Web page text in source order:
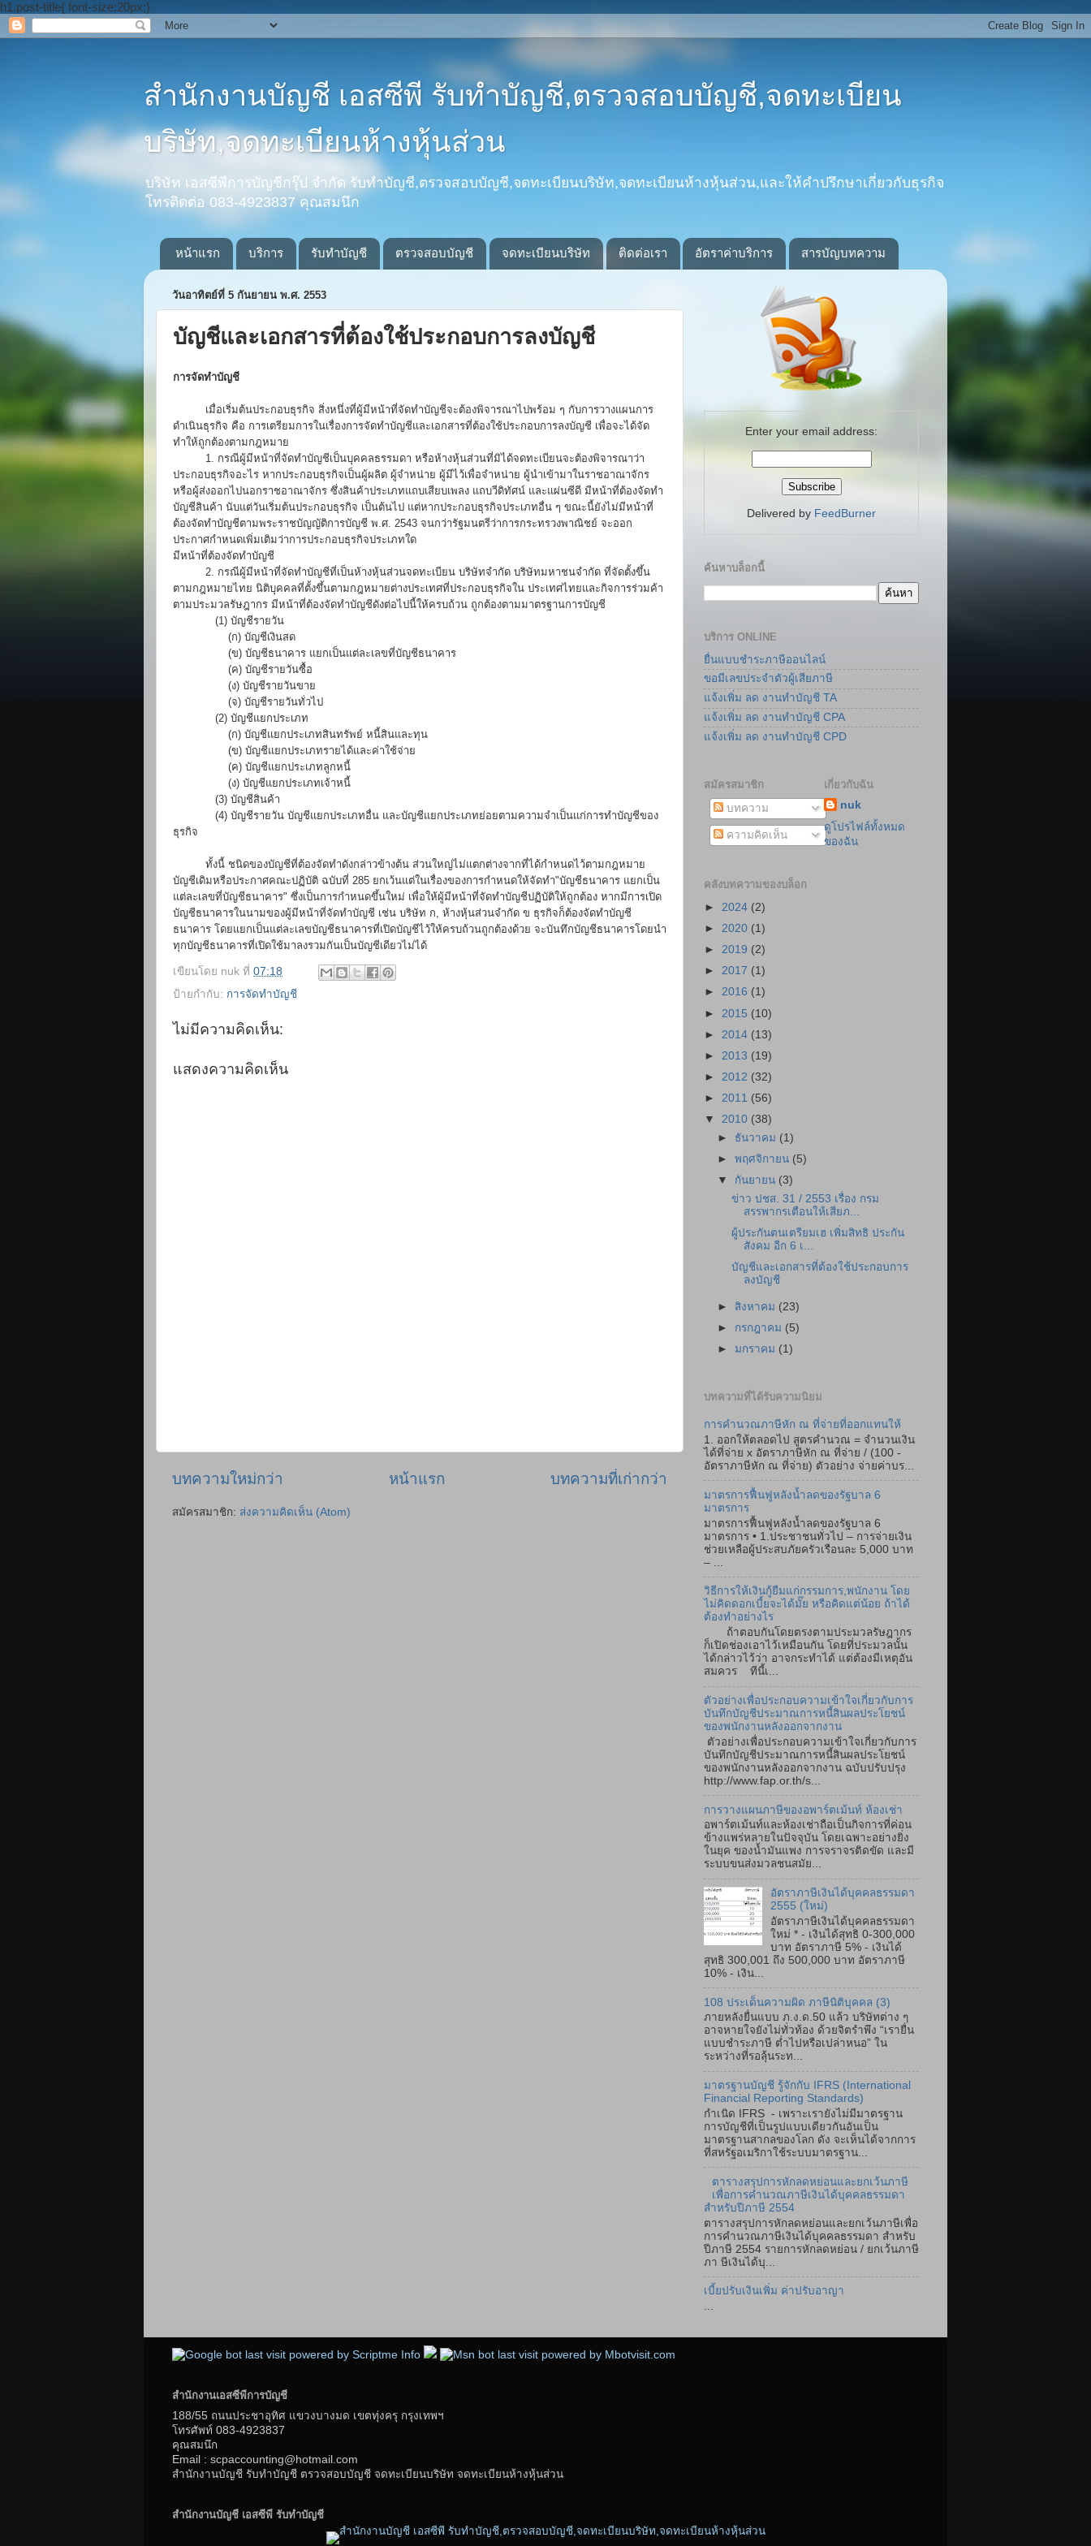
h1.post-title{ font-size:20px;}
สำนักงานบัญชี เอสซีพี รับทำบัญชี,ตรวจสอบบัญชี,จดทะเบียน
บริษัท,จดทะเบียนห้างหุ้นส่วน
บริษัท เอสซีพีการบัญชีกรุ๊ป จำกัด รับทำบัญชี,ตรวจสอบบัญชี,จดทะเบียนบริษัท,จดทะเบียนห้างหุ้นส่วน,และให้คำปรึกษาเกี่ยวกับธุรกิจ
โทรติดต่อ 083-4923837 คุณสมนึก
หน้าแรก บริการ รับทำบัญชี ตรวจสอบบัญชี จดทะเบียนบริษัท ติดต่อเรา อัตราค่าบริการ สารบัญบทความ
วันอาทิตย์ที่ 5 กันยายน พ.ศ. 2553
บัญชีและเอกสารที่ต้องใช้ประกอบการลงบัญชี
การจัดทำบัญชี
เมื่อเริ่มต้นประกอบธุรกิจ สิ่งหนึ่งที่ผู้มีหน้าที่จัดทำบัญชีจะต้องพิจารณาไปพร้อม ๆ กับการวางแผนการ
ดำเนินธุรกิจ คือ การเตรียมการในเรื่องการจัดทำบัญชีและเอกสารที่ต้องใช้ประกอบการลงบัญชี เพื่อจะได้จัด
ทำให้ถูกต้องตามกฎหมาย
1. กรณีผู้มีหน้าที่จัดทำบัญชีเป็นบุคคลธรรมดา หรือห้างหุ้นส่วนที่มิได้จดทะเบียนจะต้องพิจารณาว่า
ประกอบธุรกิจอะไร หากประกอบธุรกิจเป็นผู้ผลิต ผู้จำหน่าย ผู้มีไว้เพื่อจำหน่าย ผู้นำเข้ามาในราชอาณาจักร
หรือผู้ส่งออกไปนอกราชอาณาจักร ซึ่งสินค้าประเภทแถบเสียบเพลง แถบวีดิทัศน์ และแผ่นซีดี มีหน้าที่ต้องจัดทำ
บัญชีสินค้า นับแต่วันเริ่มต้นประกอบธุรกิจ เป็นต้นไป แต่หากประกอบธุรกิจประเภทอื่น ๆ ขณะนี้ยังไม่มีหน้าที่
ต้องจัดทำบัญชีตามพระราชบัญญัติการบัญชี พ.ศ. 2543 จนกว่ารัฐมนตรีว่าการกระทรวงพาณิชย์ จะออก
ประกาศกำหนดเพิ่มเติมว่าการประกอบธุรกิจประเภทใด
มีหน้าที่ต้องจัดทำบัญชี
2. กรณีผู้มีหน้าที่จัดทำบัญชีที่เป็นห้างหุ้นส่วนจดทะเบียน บริษัทจำกัด บริษัทมหาชนจำกัด ที่จัดตั้งขึ้น
ตามกฎหมายไทย นิติบุคคลที่ตั้งขึ้นตามกฎหมายต่างประเทศที่ประกอบธุรกิจใน ประเทศไทยและกิจการร่วมค้า
ตามประมวลรัษฎากร มีหน้าที่ต้องจัดทำบัญชีดังต่อไปนี้ให้ครบถ้วน ถูกต้องตามมาตรฐานการบัญชี
(1) บัญชีรายวัน
(ก) บัญชีเงินสด
(ข) บัญชีธนาคาร แยกเป็นแต่ละเลขที่บัญชีธนาคาร
(ค) บัญชีรายวันซื้อ
(ง) บัญชีรายวันขาย
(จ) บัญชีรายวันทั่วไป
(2) บัญชีแยกประเภท
(ก) บัญชีแยกประเภทสินทรัพย์ หนี้สินและทุน
(ข) บัญชีแยกประเภทรายได้และค่าใช้จ่าย
(ค) บัญชีแยกประเภทลูกหนี้
(ง) บัญชีแยกประเภทเจ้าหนี้
(3) บัญชีสินค้า
(4) บัญชีรายวัน บัญชีแยกประเภทอื่น และบัญชีแยกประเภทย่อยตามความจำเป็นแก่การทำบัญชีของ
ธุรกิจ
ทั้งนี้ ชนิดของบัญชีที่ต้องจัดทำดังกล่าวข้างต้น ส่วนใหญ่ไม่แตกต่างจากที่ได้กำหนดไว้ตามกฎหมาย
บัญชีเดิมหรือประกาศคณะปฏิบัติ ฉบับที่ 285 ยกเว้นแต่ในเรื่องของการกำหนดให้จัดทำ"บัญชีธนาคาร แยกเป็น
แต่ละเลขที่บัญชีธนาคาร" ซึ่งเป็นการกำหนดขึ้นใหม่ เพื่อให้ผู้มีหน้าที่จัดทำบัญชีปฏิบัติให้ถูกต้อง หากมีการเปิด
บัญชีธนาคารในนามของผู้มีหน้าที่จัดทำบัญชี เช่น บริษัท ก, ห้างหุ้นส่วนจำกัด ข ธุรกิจก็ต้องจัดทำบัญชี
ธนาคาร โดยแยกเป็นแต่ละเลขบัญชีธนาคารที่เปิดบัญชีไว้ให้ครบถ้วนถูกต้องด้วย จะบันทึกบัญชีธนาคารโดยนำ
ทุกบัญชีธนาคารที่เปิดใช้มาลงรวมกันเป็นบัญชีเดียวไม่ได้
เขียนโดย nuk ที่ 07:18
ป้ายกำกับ: การจัดทำบัญชี
ไม่มีความคิดเห็น:
แสดงความคิดเห็น
บทความใหม่กว่า บทความที่เก่ากว่า
หน้าแรก
สมัครสมาชิก: ส่งความคิดเห็น (Atom)
Enter your email address:
Delivered by FeedBurner
ค้นหาบล็อกนี้
บริการ ONLINE
ยื่นแบบชำระภาษีออนไลน์
ขอมีเลขประจำตัวผู้เสียภาษี
แจ้งเพิ่ม ลด งานทำบัญชี TA
แจ้งเพิ่ม ลด งานทำบัญชี CPA
แจ้งเพิ่ม ลด งานทำบัญชี CPD
สมัครสมาชิก
บทความ
ความคิดเห็น
เกี่ยวกับฉัน
nuk
ดูโปรไฟล์ทั้งหมด
ของฉัน
คลังบทความของบล็อก
► 2024 (2)
► 2020 (1)
► 2019 (2)
► 2017 (1)
► 2016 (1)
► 2015 (10)
► 2014 (13)
► 2013 (19)
► 2012 (32)
► 2011 (56)
▼ 2010 (38)
► ธันวาคม (1)
►พฤศจิกายน (5)
▼ กันยายน (3)
ข่าว ปชส. 31 / 2553 เรื่อง กรม
สรรพากรเตือนให้เสียภ...
ผู้ประกันตนเตรียมเฮ เพิ่มสิทธิ ประกัน
สังคม อีก 6 เ...
บัญชีและเอกสารที่ต้องใช้ประกอบการ
ลงบัญชี
► สิงหาคม (23)
► กรกฎาคม (5)
► มกราคม (1)
บทความที่ได้รับความนิยม
การคำนวณภาษีหัก ณ ที่จ่ายที่ออกแทนให้
1. ออกให้ตลอดไป สูตรคำนวณ = จำนวนเงิน
ได้ที่จ่าย x อัตราภาษีหัก ณ ที่จ่าย / (100 -
อัตราภาษีหัก ณ ที่จ่าย) ตัวอย่าง จ่ายค่าบร...
มาตรการฟื้นฟูหลังน้ำลดของรัฐบาล 6
มาตรการ
มาตรการฟื้นฟูหลังน้ำลดของรัฐบาล 6
มาตรการ • 1.ประชาชนทั่วไป – การจ่ายเงิน
ช่วยเหลือผู้ประสบภัยครัวเรือนละ 5,000 บาท
– ...
วิธีการให้เงินกู้ยืมแก่กรรมการ,พนักงาน โดย
ไม่คิดดอกเบี้ยจะได้มั๊ย หรือคิดแต่น้อย ถ้าได้
ต้องทำอย่างไร
ถ้าตอบกันโดยตรงตามประมวลรัษฎากร
ก็เปิดช่องเอาไว้เหมือนกัน โดยที่ประมวลนั้น
ได้กล่าวไว้ว่า อาจกระทำได้ แต่ต้องมีเหตุอัน
สมควร ทีนี้เ...
ตัวอย่างเพื่อประกอบความเข้าใจเกี่ยวกับการ
บันทึกบัญชีประมาณการหนี้สินผลประโยชน์
ของพนักงานหลังออกจากงาน
ตัวอย่างเพื่อประกอบความเข้าใจเกี่ยวกับการ
บันทึกบัญชีประมาณการหนี้สินผลประโยชน์
ของพนักงานหลังออกจากงาน ฉบับปรับปรุง
http://www.fap.or.th/s...
การวางแผนภาษีของอพาร์ตเม้นท์ ห้องเช่า
อพาร์ตเม้นท์และห้องเช่าถือเป็นกิจการที่ค่อน
ข้างแพร่หลายในปัจจุบัน โดยเฉพาะอย่างยิ่ง
ในยุค ของน้ำมันแพง การจราจรติดขัด และมี
ระบบขนส่งมวลชนสมัย...
อัตราภาษีเงินได้บุคคลธรรมดา
2555 (ใหม่)
อัตราภาษีเงินได้บุคคลธรรมดา
ใหม่ * - เงินได้สุทธิ 0-300,000
บาท อัตราภาษี 5% - เงินได้
สุทธิ 300,001 ถึง 500,000 บาท อัตราภาษี
10% - เงิน...
108 ประเด็นความผิด ภาษีนิติบุคคล (3)
ภายหลังยื่นแบบ ภ.ง.ด.50 แล้ว บริษัทต่าง ๆ
อาจหายใจยังไม่ทั่วท้อง ด้วยจิตรำพึง “เรายื่น
แบบชำระภาษี ต่ำไปหรือเปล่าหนอ” ใน
ระหว่างที่รอลุ้นระท...
มาตรฐานบัญชี รู้จักกับ IFRS (International
Financial Reporting Standards)
กำเนิด IFRS - เพราะเรายังไม่มีมาตรฐาน
การบัญชีที่เป็นรูปแบบเดียวกันอันเป็น
มาตรฐานสากลของโลก ดัง จะเห็นได้จากการ
ที่สหรัฐอเมริกาใช้ระบบมาตรฐาน...
ตารางสรุปการหักลดหย่อนและยกเว้นภาษี
เพื่อการคำนวณภาษีเงินได้บุคคลธรรมดา
สำหรับปีภาษี 2554
ตารางสรุปการหักลดหย่อนและยกเว้นภาษีเพื่อ
การคำนวณภาษีเงินได้บุคคลธรรมดา สำหรับ
ปีภาษี 2554 รายการหักลดหย่อน / ยกเว้นภาษี
ภา ษีเงินได้บุ...
เบี้ยปรับเงินเพิ่ม ค่าปรับอาญา
...
สำนักงานเอสซีพีการบัญชี
188/55 ถนนประชาอุทิศ แขวงบางมด เขตทุ่งครุ กรุงเทพฯ
โทรศัพท์ 083-4923837
คุณสมนึก
Email : scpaccounting@hotmail.com
สำนักงานบัญชี รับทำบัญชี ตรวจสอบบัญชี จดทะเบียนบริษัท จดทะเบียนห้างหุ้นส่วน
สำนักงานบัญชี เอสซีพี รับทำบัญชี